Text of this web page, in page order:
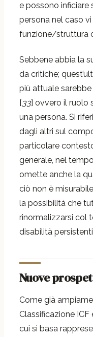
e possono
persona nel caso
funzione/struttura
Sebbene abbia la
da critiche;
più attuale
[33] ovvero il ruolo
una persona. Si
dagli altri sul
particolare
generale, nel
omette anche la
ciò non è
la possibilità che
rinormalizzarsi col
disabilità
Nuove
Come già
Classificazione
cui si basa